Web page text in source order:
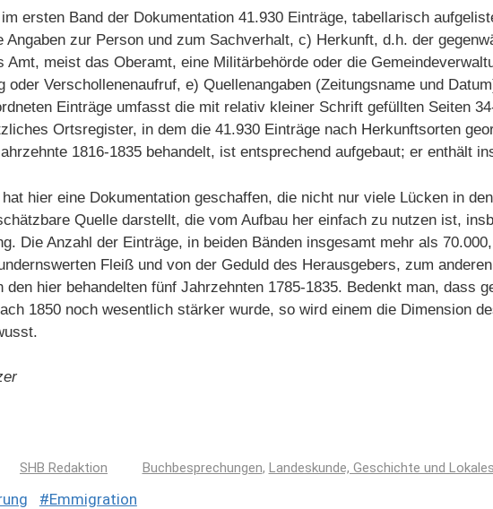
ersten Band der Dokumentation 41.930 Einträge, tabellarisch
Angaben zur Person und zum Sachverhalt, c) Herkunft, d.h. der
Amt, meist das Oberamt, eine Militärbehörde oder die
oder Verschollenenaufruf, e) Quellenangaben (Zeitungsname und
Einträge umfasst die mit relativ kleiner Schrift gefüllten Seiten
Ortsregister, in dem die 41.930 Einträge nach Herkunftsorten
1816-1835 behandelt, ist entsprechend aufgebaut; er enthält
hier eine Dokumentation geschaffen, die nicht nur viele Lücken in
Quelle darstellt, die vom Aufbau her einfach zu nutzen ist,
Die Anzahl der Einträge, in beiden Bänden insgesamt mehr als
Fleiß und von der Geduld des Herausgebers, zum
den hier behandelten fünf Jahrzehnten 1785-1835. Bedenkt man, dass
1850 noch wesentlich stärker wurde, so wird einem die Dimension
SHB Redaktion Buchbesprechungen, Landeskunde, Geschichte und Lokales
Emmigration